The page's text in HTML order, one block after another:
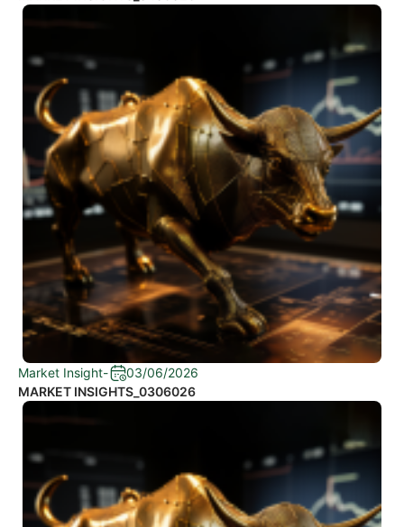
Market Insight-
03/06/2026
MARKET INSIGHTS_0306026